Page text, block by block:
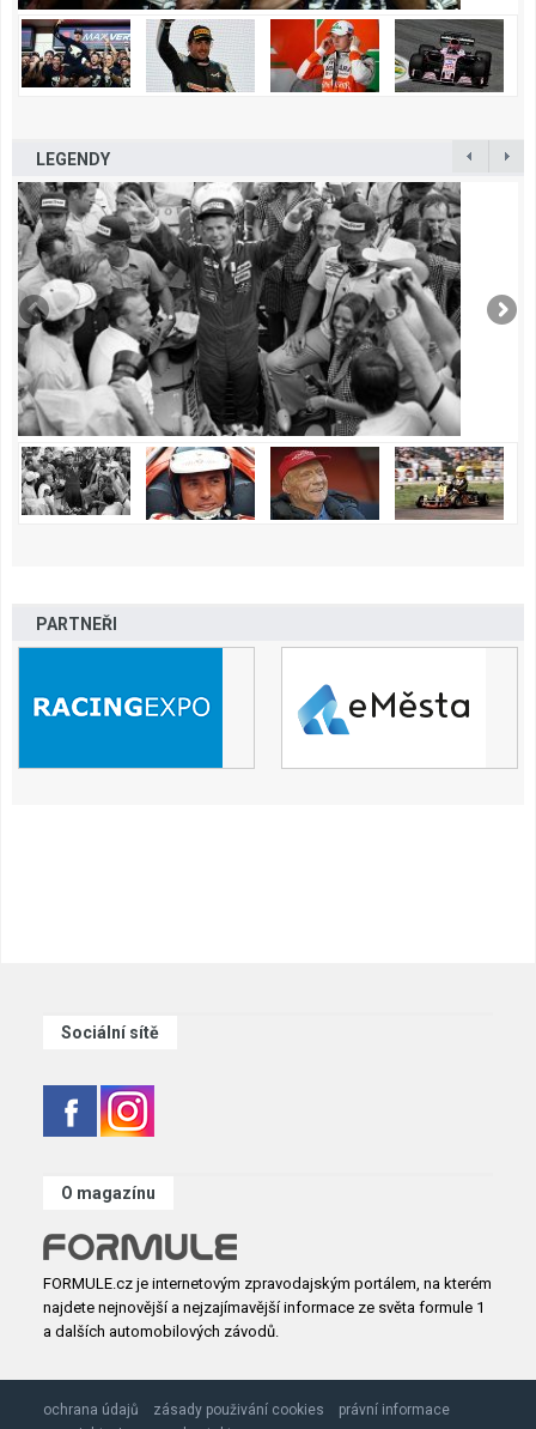
LEGENDY
PARTNEŘI
Sociální sítě
O magazínu
FORMULE.cz je internetovým zpravodajským portálem, na kterém
najdete nejnovější a nejzajímavější informace ze světa formule 1
a dalších automobilových závodů.
ochrana údajů zásady použivání cookies
právní informace